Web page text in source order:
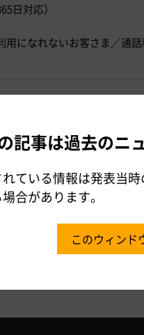
日対応）
になれないお客さま／通話
概要
における販売区間の組み合
記事は過去のニ
ている情報は発表当
合があります。
このウィンド